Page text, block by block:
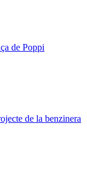
de Poppi
de la benzinera